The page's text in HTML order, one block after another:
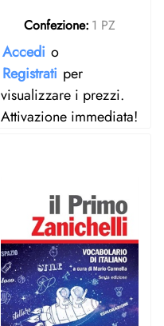
Confezione: 1 PZ
Accedi o
Registrati per
visualizzare i prezzi.
Attivazione immediata!